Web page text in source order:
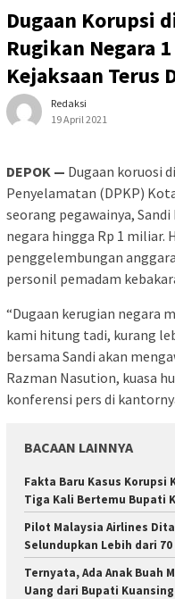
Dugaan Korupsi
Rugikan Negara
Kejaksaan Terus
Redaksi
19 April 2021
DEPOK — Dugaan koruosi
Penyelamatan (DPKP)
seorang pegawainya,
negara hingga Rp 1 miliar.
penggelembungan
personil pemadam
“Dugaan kerugian negara
kami hitung tadi, kurang
bersama Sandi akan
Razman Nasution, kuasa
konferensi pers di
BACAAN LAINNYA
Fakta Baru Kasus Korupsi
Tiga Kali Bertemu Bupati
Pilot Malaysia Airlines
Selundupkan Lebih dari
Ternyata, Ada Anak Buah
Uang dari Bupati Kuansing